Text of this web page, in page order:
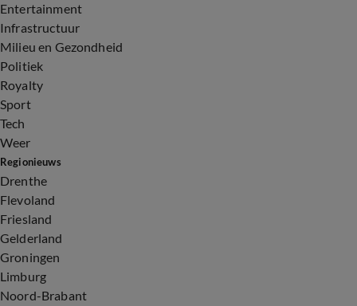
Entertainment
Infrastructuur
Milieu en Gezondheid
Politiek
Royalty
Sport
Tech
Weer
Regionieuws
Drenthe
Flevoland
Friesland
Gelderland
Groningen
Limburg
Noord-Brabant